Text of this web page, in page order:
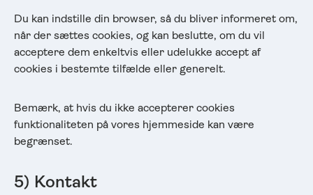
Du kan indstille din browser, så du bliver informeret om,
når der sættes cookies, og kan beslutte, om du vil
acceptere dem enkeltvis eller udelukke accept af
cookies i bestemte tilfælde eller generelt.
Bemærk, at hvis du ikke accepterer cookies
funktionaliteten på vores hjemmeside kan være
begrænset.
5) Kontakt